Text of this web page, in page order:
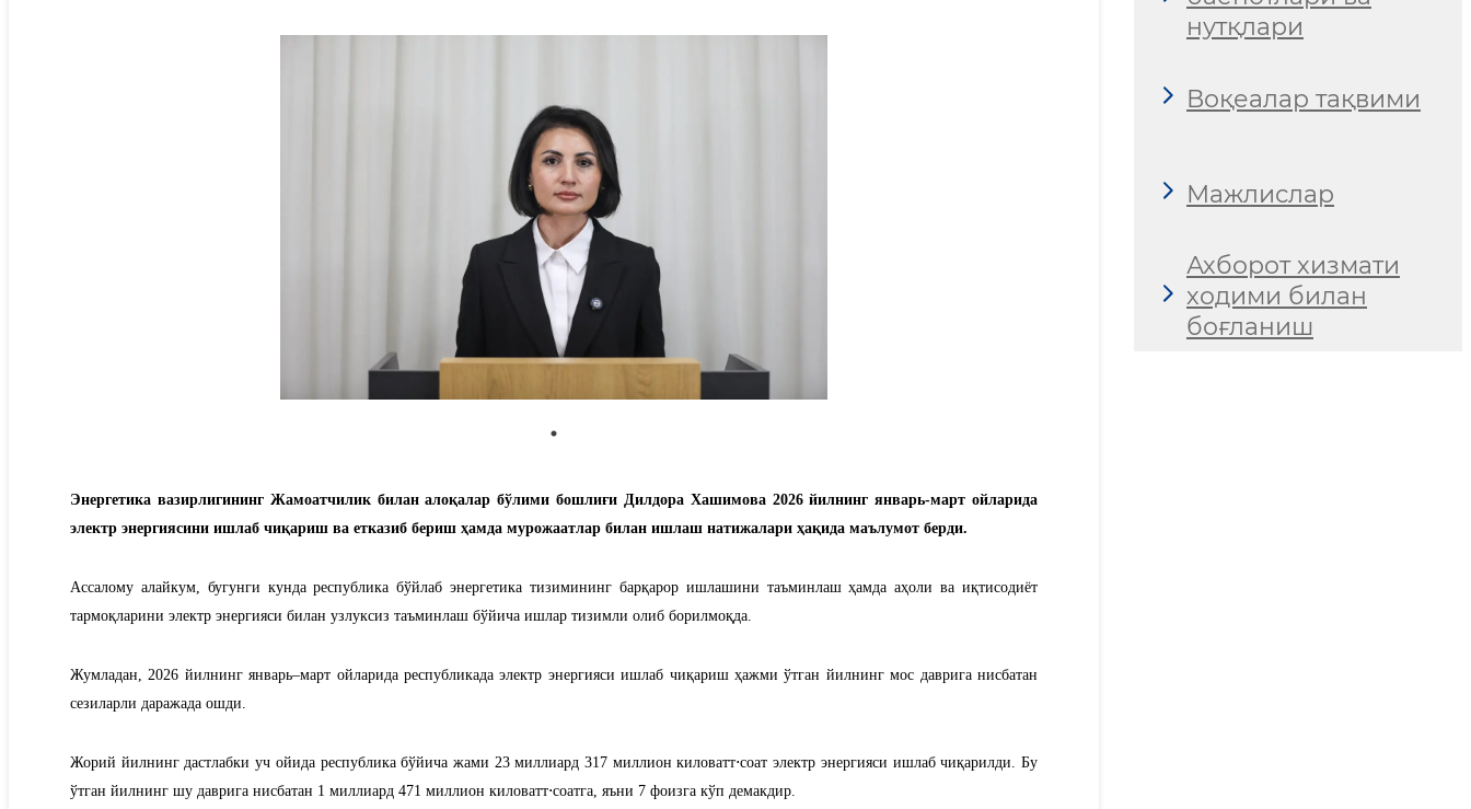
Энергетика вазирлигининг Жамоатчилик билан алоқалар бўлими бошлиғи Дилдора Хашимова 2026 йилнинг январь-март ойларида
электр энергиясини ишлаб чиқариш ва етказиб бериш ҳамда мурожаатлар билан ишлаш натижалари ҳақида маълумот берди.
Ассалому алайкум, бугунги кунда республика бўйлаб энергетика тизимининг барқарор ишлашини таъминлаш ҳамда аҳоли ва иқтисодиёт
тармоқларини электр энергияси билан узлуксиз таъминлаш бўйича ишлар тизимли олиб борилмоқда.
Жумладан, 2026 йилнинг январь–март ойларида республикада электр энергияси ишлаб чиқариш ҳажми ўтган йилнинг мос даврига нисбатан
сезиларли даражада ошди.
Жорий йилнинг дастлабки уч ойида республика бўйича жами 23 миллиард 317 миллион киловатт⋅соат электр энергияси ишлаб чиқарилди. Бу
ўтган йилнинг шу даврига нисбатан 1 миллиард 471 миллион киловатт⋅соатга, яъни 7 фоизга кўп демакдир.
нутқлари
Воқеалар тақвими
Мажлислар
Ахборот хизмати
ходими билан
боғланиш